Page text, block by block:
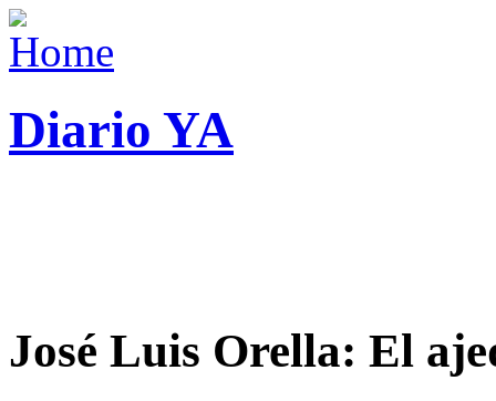
Diario YA
José Luis Orella: El